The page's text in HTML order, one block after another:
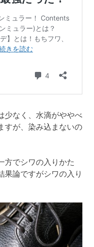
少なく、水滴がややべ
すが、染み込まないの
方でシワの入りかた
果論ですがシワの入り